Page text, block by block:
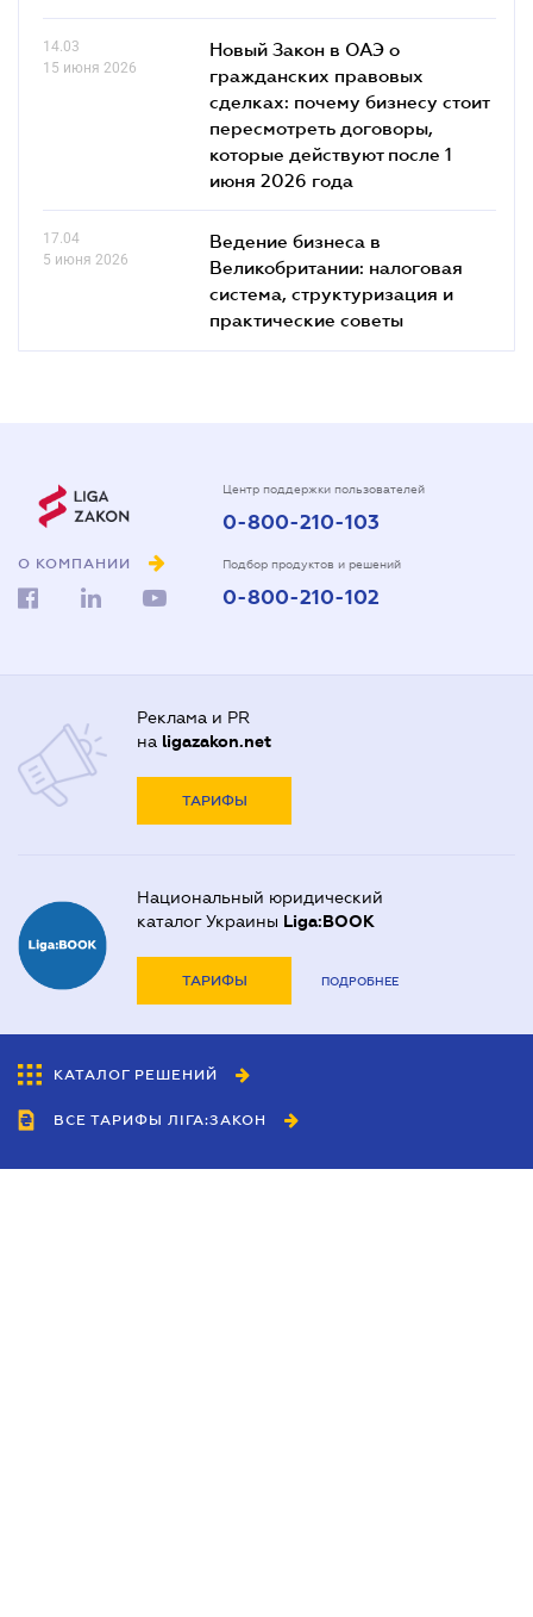
14.03
15 июня 2026
Новый Закон в ОАЭ о
гражданских правовых
сделках: почему бизнесу стоит
пересмотреть договоры,
которые действуют после 1
июня 2026 года
17.04
5 июня 2026
Ведение бизнеса в
Великобритании: налоговая
система, структуризация и
практические советы
О КОМПАНИИ
Центр поддержки пользователей
0-800-210-103
Подбор продуктов и решений
0-800-210-102
Реклама и PR
на ligazakon.net
ТАРИФЫ
Национальный юридический
каталог Украины Liga:BOOK
ТАРИФЫ ПОДРОБНЕЕ
КАТАЛОГ РЕШЕНИЙ
ВСЕ ТАРИФЫ ЛІГА:ЗАКОН